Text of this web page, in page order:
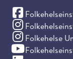
(Facebook)
(Instagram)
Folkehelse
(Instagram)
(YouTube)